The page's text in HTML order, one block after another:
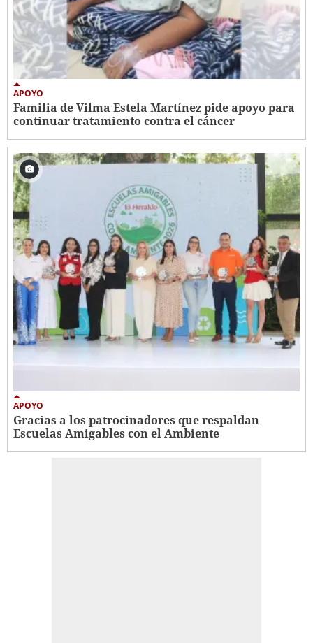
APOYO
Familia de Vilma Estela Martínez pide apoyo para
continuar tratamiento contra el cáncer
APOYO
Gracias a los patrocinadores que respaldan
Escuelas Amigables con el Ambiente